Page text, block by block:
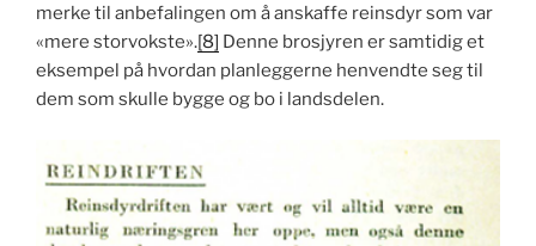
merke til anbefalingen om å anskaffe reinsdyr som var
«mere storvokste».[8] Denne brosjyren er samtidig et
eksempel på hvordan planleggerne henvendte seg til
dem som skulle bygge og bo i landsdelen.